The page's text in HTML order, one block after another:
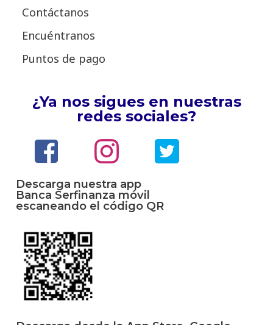
Contáctanos
Encuéntranos
Puntos de pago
¿Ya nos sigues en nuestras
redes sociales?
Descarga nuestra app
Banca Serfinanza móvil
escaneando el código QR